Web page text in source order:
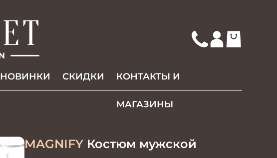
НОВИНКИ СКИДКИ КОНТАКТЫ И
МАГАЗИНЫ
MAGNIFYКостюм мужской